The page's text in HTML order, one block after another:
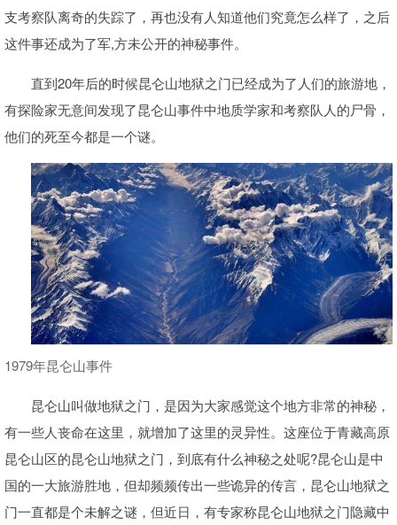
支考察队离奇的失踪了，再也没有人知道他们究竟怎么样了，之后
这件事还成为了军,方未公开的神秘事件。
直到20年后的时候昆仑山地狱之门已经成为了人们的旅游地，
有探险家无意间发现了昆仑山事件中地质学家和考察队人的尸骨，
他们的死至今都是一个谜。
1979年昆仑山事件
昆仑山叫做地狱之门，是因为大家感觉这个地方非常的神秘，
有一些人丧命在这里，就增加了这里的灵异性。这座位于青藏高原
昆仑山区的昆仑山地狱之门，到底有什么神秘之处呢?昆仑山是中
国的一大旅游胜地，但却频频传出一些诡异的传言，昆仑山地狱之
门一直都是个未解之谜，但近日，有专家称昆仑山地狱之门隐藏中